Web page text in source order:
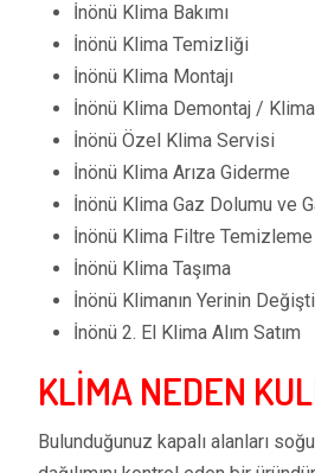
İnönü Klima Bakımı
İnönü Klima Temizliği
İnönü Klima Montajı
İnönü Klima Demontaj /
İnönü Özel Klima Servisi
İnönü Klima Arıza Giderme
İnönü Klima Gaz Dolumu ve
İnönü Klima Filtre Temizleme
İnönü Klima Taşıma
İnönü Klimanın Yerinin
İnönü 2. El Klima Alım Satım
KLİMA NEDEN
Bulunduğunuz kapalı alanları